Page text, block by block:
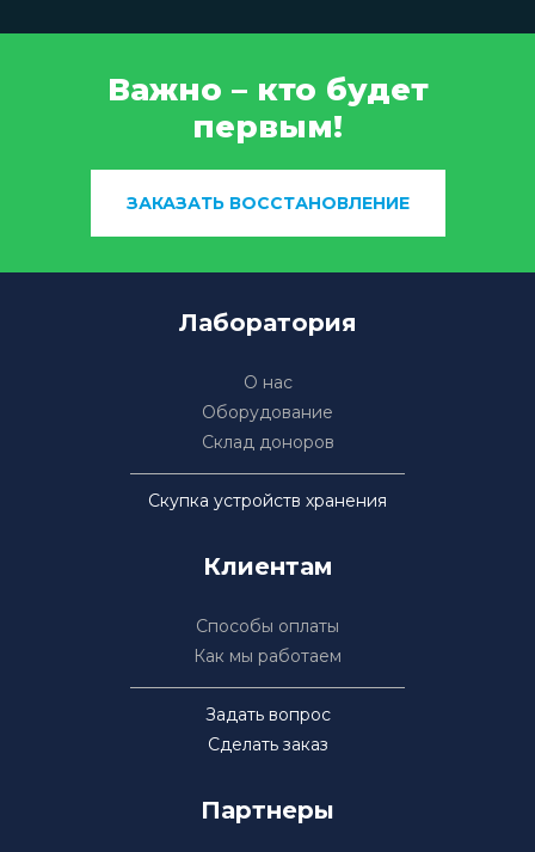
Важно – кто будет
первым!
ЗАКАЗАТЬ ВОССТАНОВЛЕНИЕ
Лаборатория
О нас
Оборудование
Склад доноров
Скупка устройств хранения
Клиентам
Способы оплаты
Как мы работаем
Задать вопрос
Сделать заказ
Партнеры